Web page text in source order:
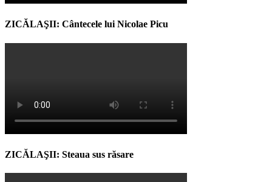
ZICĂLAŞII: Cântecele lui Nicolae Picu
ZICĂLAŞII: Steaua sus răsare